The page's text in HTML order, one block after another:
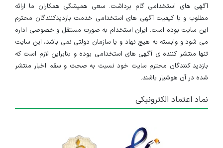
آگهی های استخدامی گام برداشت. سعی همیشگی همکاران ما ارائه
مطلوب و با کیفیت آگهی های استخدامی خدمت بازدیدکنندگان محترم
این سایت بوده است. ایران استخدام به صورت مستقل و خصوصی اداره
می شود و وابسته به هیچ نهاد و یا سازمان دولتی نمی باشد، این سایت
تنها منتشر کننده ی آگهی های استخدامی بوده و بنابراین لازم است که
بازدید کنندگان محترم سایت خود نسبت به صحت و سقم اخبار منتشر
شده در آن هوشیار باشند.
نماد اعتماد الکترونیکی